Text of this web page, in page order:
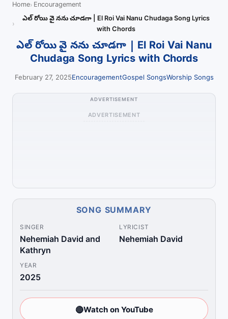
Home Encouragement
ఎల్ రోయి వై నను చూడగా | El Roi Vai Nanu Chudaga Song Lyrics
with Chords
ఎల్ రోయి వై నను చూడగా | El Roi Vai Nanu
Chudaga Song Lyrics with Chords
February 27, 2025EncouragementGospel SongsWorship Songs
ADVERTISEMENT
ADVERTISEMENT
SONG SUMMARY
SINGER
Nehemiah David and
Kathryn
LYRICIST
Nehemiah David
YEAR
2025
🔴Watch on YouTube